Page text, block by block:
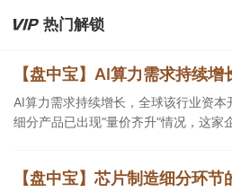
第三方算力租赁企业更加受益。
热门解锁
AI算力需求持续增长，全球该行业资本
细分产品已出现“量价齐升”情况，这家